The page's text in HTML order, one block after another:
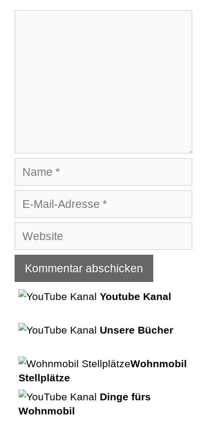
Name
E-
Adresse
Website
Youtube Kanal
Unsere Bücher
Wohnmobil
Stellplätze
Dinge fürs
Wohnmobil